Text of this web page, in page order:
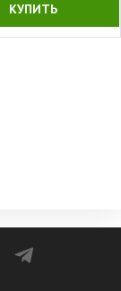
КУПИТЬ